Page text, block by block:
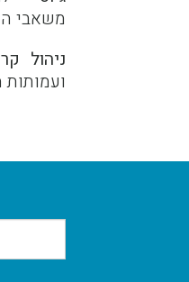
משאבי
ניהול
ועמותות